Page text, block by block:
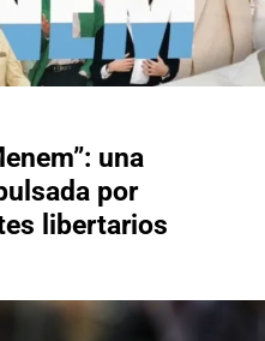
una
por
libertarios